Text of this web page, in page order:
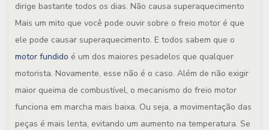
dirige bastante todos os dias. Não causa superaquecimento
Mais um mito que você pode ouvir sobre o freio motor é que
ele pode causar superaquecimento. E todos sabem que o
motor fundido é um dos maiores pesadelos que qualquer
motorista. Novamente, esse não é o caso. Além de não exigir
maior queima de combustível, o mecanismo do freio motor
funciona em marcha mais baixa. Ou seja, a movimentação das
peças é mais lenta, evitando um aumento na temperatura. Se